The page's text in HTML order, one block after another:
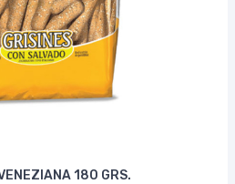
180 GRS.